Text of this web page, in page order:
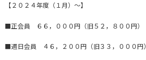
【２０２４年度（１月）～】
■正会員 ６６，０００円（旧５２，８００円）
■週日会員 ４６，２００円（旧３３，０００円）